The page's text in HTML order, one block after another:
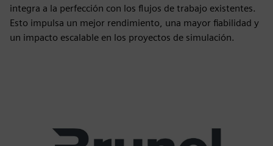
integra a la perfección con los flujos de trabajo existentes.
Esto impulsa un mejor rendimiento, una mayor fiabilidad y
un impacto escalable en los proyectos de simulación.